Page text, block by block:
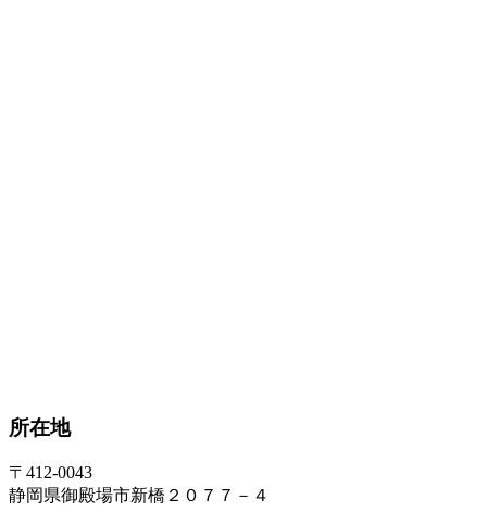
所在地
〒412-0043
静岡県御殿場市新橋２０７７－４